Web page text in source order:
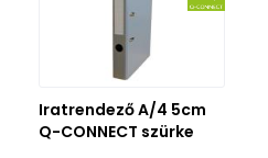
Iratrendező A/4 5cm
Q-CONNECT szürke